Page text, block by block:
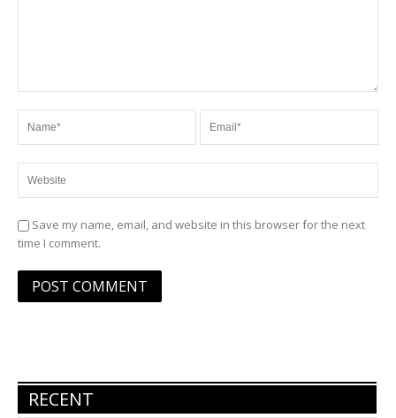
Save my name, email, and website in this browser for the next
time I comment.
RECENT